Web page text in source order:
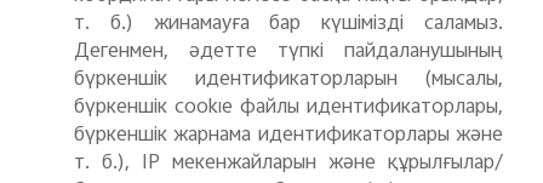
т. б.) жинамауға бар күшімізді саламыз.
Дегенмен, әдетте түпкі пайдаланушының
бүркеншік идентификаторларын (мысалы,
бүркеншік cookie файлы идентификаторлары,
бүркеншік жарнама идентификаторлары және
т. б.), IP мекенжайларын және құрылғылар/